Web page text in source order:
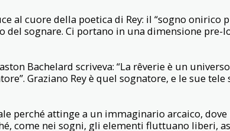
al cuore della poetica di Rey: il “sogno
del sognare. Ci portano in una dimensione
Bachelard scriveva: “La rêverie è un
Graziano Rey è quel sognatore, e le sue
perché attinge a un immaginario arcaico,
come nei sogni, gli elementi fluttuano liberi,